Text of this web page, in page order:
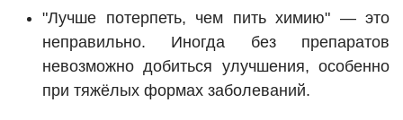
"Лучше потерпеть, чем пить химию" — это
неправильно. Иногда без препаратов
невозможно добиться улучшения, особенно
при тяжёлых формах заболеваний.